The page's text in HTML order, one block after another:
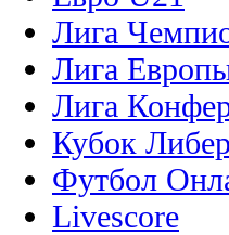
Лига
Лига
Лига
Кубок
Футбол
Livescore